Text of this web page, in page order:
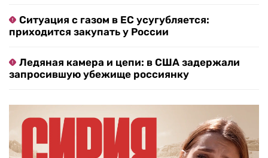
Ситуация с газом в ЕС усугубляется:
приходится закупать у России
Ледяная камера и цепи: в США задержали
запросившую убежище россиянку